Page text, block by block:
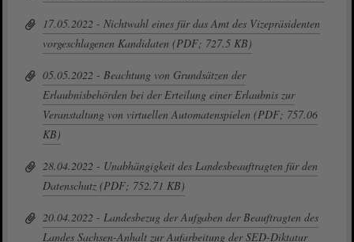
17.05.2022 - Nichtwahl eines für das Amt des Vizepräsidenten
vorgeschlagenen Kandidaten (PDF; 727.5 KB)
05.05.2022 - Beachtung von Grundsätzen der
Erlaubnisbehörden bei der Erteilung einer Erlaubnis zur
Veranstaltung von virtuellen Automatenspielen (PDF; 757.06
KB)
28.04.2022 - Unabhängigkeit des Landesbeauftragten für den
Datenschutz (PDF; 752.71 KB)
20.04.2022 - Landesbezug der Aufgaben der Beauftragten des
Landes Sachsen-Anhalt zur Aufarbeitung der SED-Diktatur